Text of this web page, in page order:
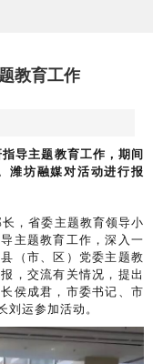
教育工作
导主题教育工作，期间
潍坊融媒对活动进行报
，省委主题教育领导小
主题教育工作，深入一
（市、区）党委主题教
，交流有关情况，提出
侯成君，市委书记、市
运参加活动。